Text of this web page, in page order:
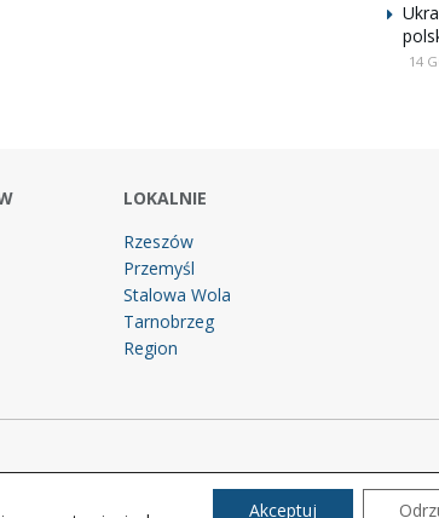
14
LOKALNIE
Rzeszów
Przemyśl
Stalowa Wola
Tarnobrzeg
Region
Akceptuj